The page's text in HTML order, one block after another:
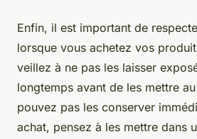
Enfin, il est important de
lorsque vous achetez vos
veillez à ne pas les laisser
longtemps avant de les mettre
pouvez pas les conserver
achat, pensez à les mettre dans